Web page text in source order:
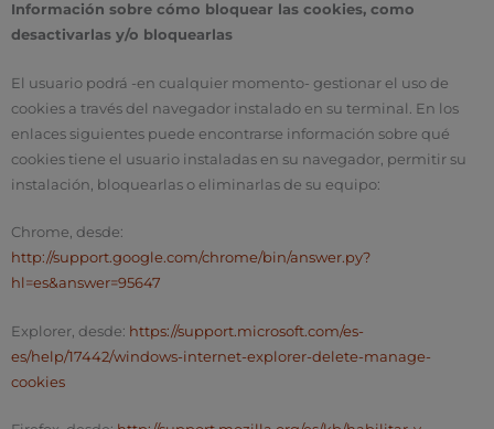
Información sobre cómo bloquear las cookies, como
desactivarlas y/o bloquearlas
El usuario podrá -en cualquier momento- gestionar el uso de
cookies a través del navegador instalado en su terminal. En los
enlaces siguientes puede encontrarse información sobre qué
cookies tiene el usuario instaladas en su navegador, permitir su
instalación, bloquearlas o eliminarlas de su equipo:
Chrome, desde:
http://support.google.com/chrome/bin/answer.py?
hl=es&answer=95647
Explorer, desde: https://support.microsoft.com/es-
es/help/17442/windows-internet-explorer-delete-manage-
cookies